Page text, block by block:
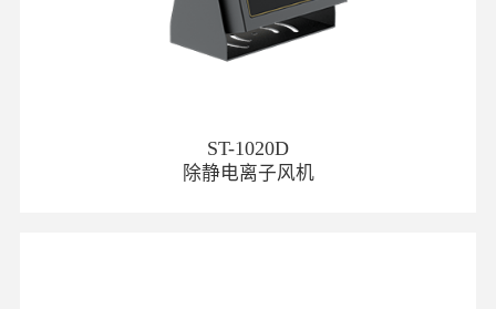
ST-1020D
除静电离子风机